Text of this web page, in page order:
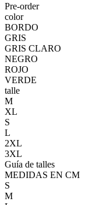
Pre-order
color
BORDO
GRIS
GRIS CLARO
NEGRO
ROJO
VERDE
talle
M
XL
S
L
2XL
3XL
Guía de talles
MEDIDAS EN CM
S
M